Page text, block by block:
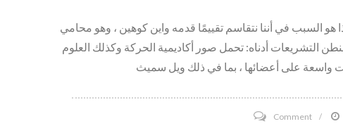
هو السبب في أننا نتقاسم تقييمًا قدمه واين كوهين ، وهو محامي
التشريعات أدناه: تحمل صور أكاديمية الحركة وكذلك العلوم
Commenton